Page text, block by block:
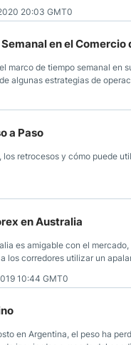
puede ejecutar manualmente.
20:03 GMT0
en el Comercio
marco de tiempo semanal en
algunas estrategias de
a Paso
retrocesos y cómo puede
en Australia
es amigable con el
los corredores utilizar un
10:44 GMT0
en Argentina, el peso ha